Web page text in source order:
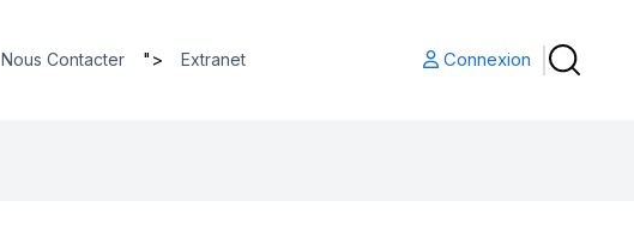
Nous Contacter "> Extranet Connexion